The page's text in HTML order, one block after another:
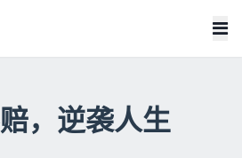
，逆袭人生